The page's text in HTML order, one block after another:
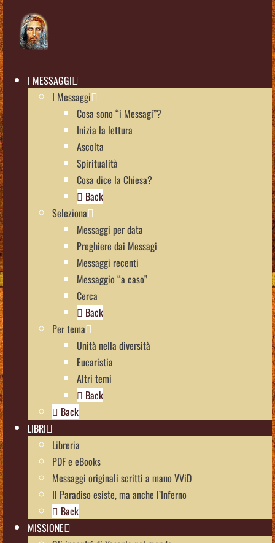
I MESSAGGI
I Messaggi
Cosa sono “i Messagi”?
Inizia la lettura
Ascolta
Spiritualità
Cosa dice la Chiesa?
Back
Seleziona
Messaggi per data
Preghiere dai Messagi
Messaggi recenti
Messaggio “a caso”
Cerca
Back
Per tema
Unità nella diversità
Eucaristia
Altri temi
Back
Back
LIBRI
Libreria
PDF e eBooks
Messaggi originali scritti a mano VViD
Il Paradiso esiste, ma anche l’Inferno
Back
MISSIONE